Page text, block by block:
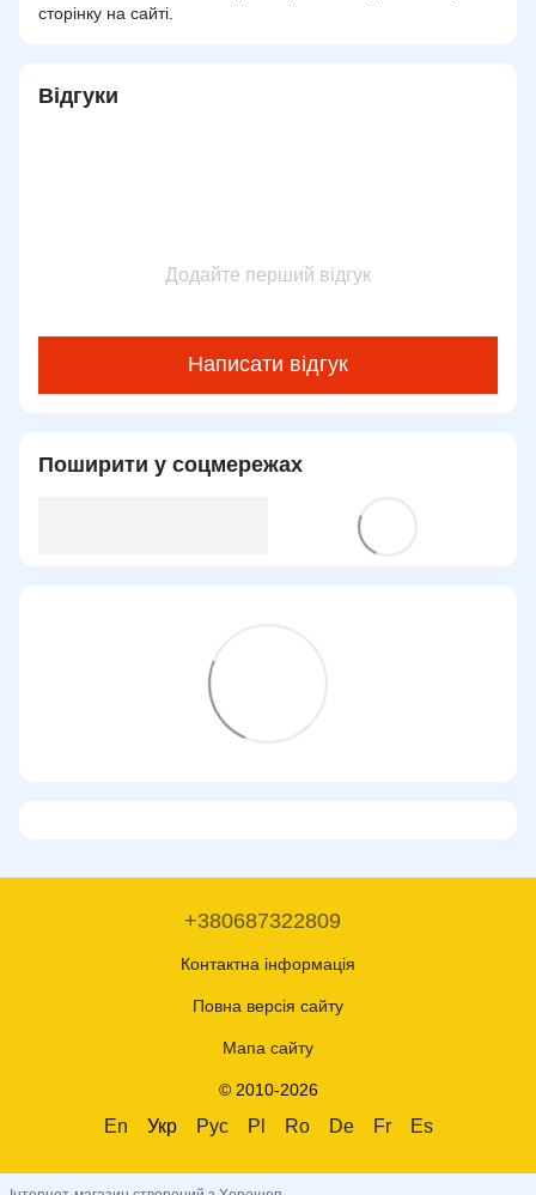
сторінку на сайті.
Відгуки
Додайте перший відгук
Написати відгук
Поширити у соцмережах
+380687322809
Контактна інформація
Повна версія сайту
Мапа сайту
© 2010-2026
En Укр Рус Pl Ro De Fr Es